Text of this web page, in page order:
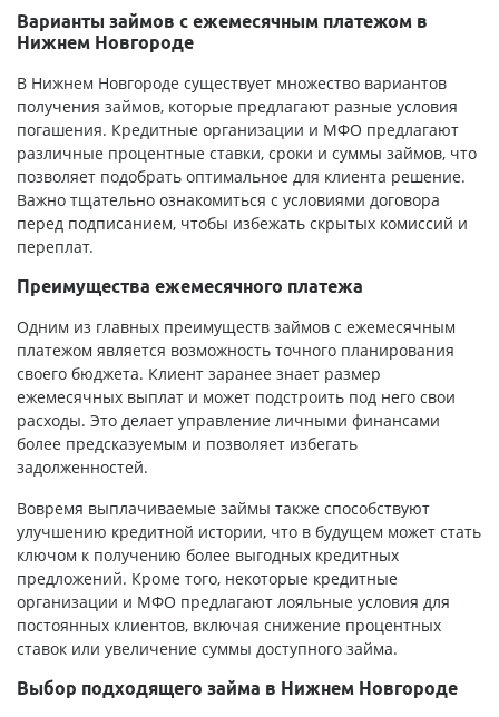
Варианты займов с ежемесячным платежом в
Нижнем Новгороде
В Нижнем Новгороде существует множество вариантов
получения займов, которые предлагают разные условия
погашения. Кредитные организации и МФО предлагают
различные процентные ставки, сроки и суммы займов, что
позволяет подобрать оптимальное для клиента решение.
Важно тщательно ознакомиться с условиями договора
перед подписанием, чтобы избежать скрытых комиссий и
переплат.
Преимущества ежемесячного платежа
Одним из главных преимуществ займов с ежемесячным
платежом является возможность точного планирования
своего бюджета. Клиент заранее знает размер
ежемесячных выплат и может подстроить под него свои
расходы. Это делает управление личными финансами
более предсказуемым и позволяет избегать
задолженностей.
Вовремя выплачиваемые займы также способствуют
улучшению кредитной истории, что в будущем может стать
ключом к получению более выгодных кредитных
предложений. Кроме того, некоторые кредитные
организации и МФО предлагают лояльные условия для
постоянных клиентов, включая снижение процентных
ставок или увеличение суммы доступного займа.
Выбор подходящего займа в Нижнем Новгороде